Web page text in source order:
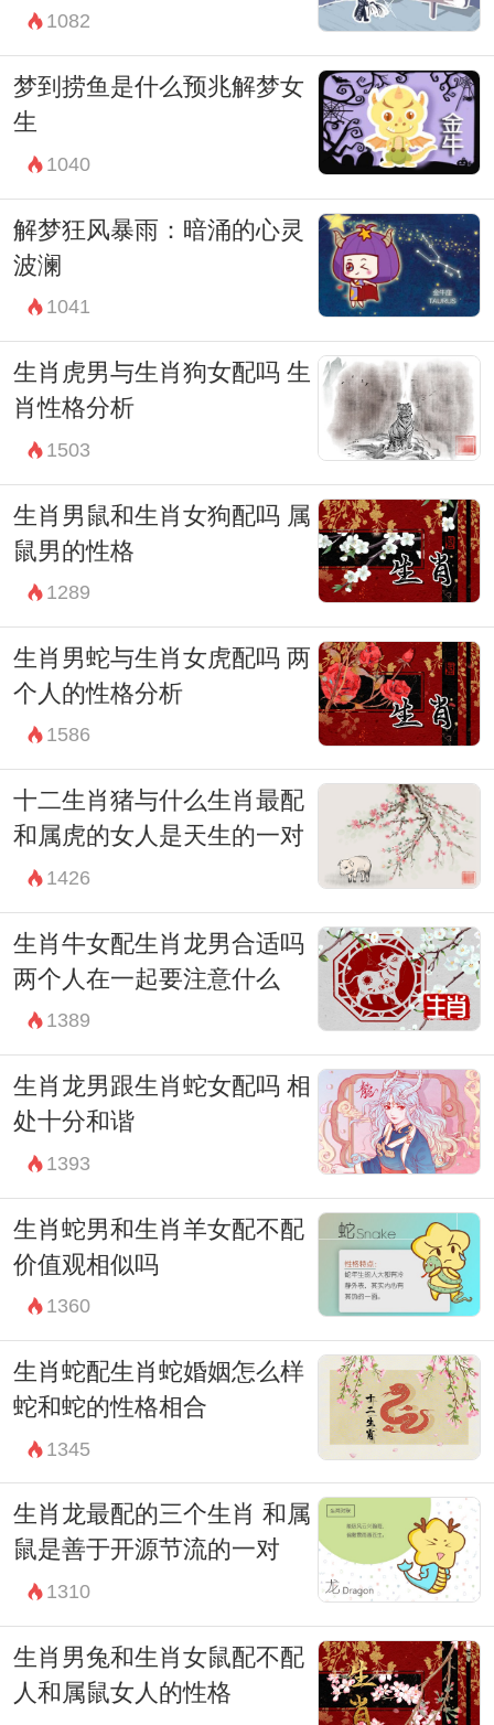
1082
梦到捞鱼是什么预兆解梦女
生
1040
解梦狂风暴雨：暗涌的心灵
波澜
1041
生肖虎男与生肖狗女配吗 生
肖性格分析
1503
生肖男鼠和生肖女狗配吗 属
鼠男的性格
1289
生肖男蛇与生肖女虎配吗 两
个人的性格分析
1586
十二生肖猪与什么生肖最配
和属虎的女人是天生的一对
1426
生肖牛女配生肖龙男合适吗
两个人在一起要注意什么
1389
生肖龙男跟生肖蛇女配吗 相
处十分和谐
1393
生肖蛇男和生肖羊女配不配
价值观相似吗
1360
生肖蛇配生肖蛇婚姻怎么样
蛇和蛇的性格相合
1345
生肖龙最配的三个生肖 和属
鼠是善于开源节流的一对
1310
生肖男兔和生肖女鼠配不配
人和属鼠女人的性格